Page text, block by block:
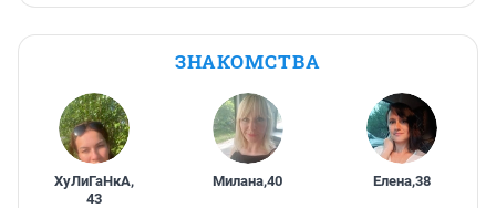
ЗНАКОМСТВА
ХуЛиГаНкА,
43
Милана,40 Елена,38